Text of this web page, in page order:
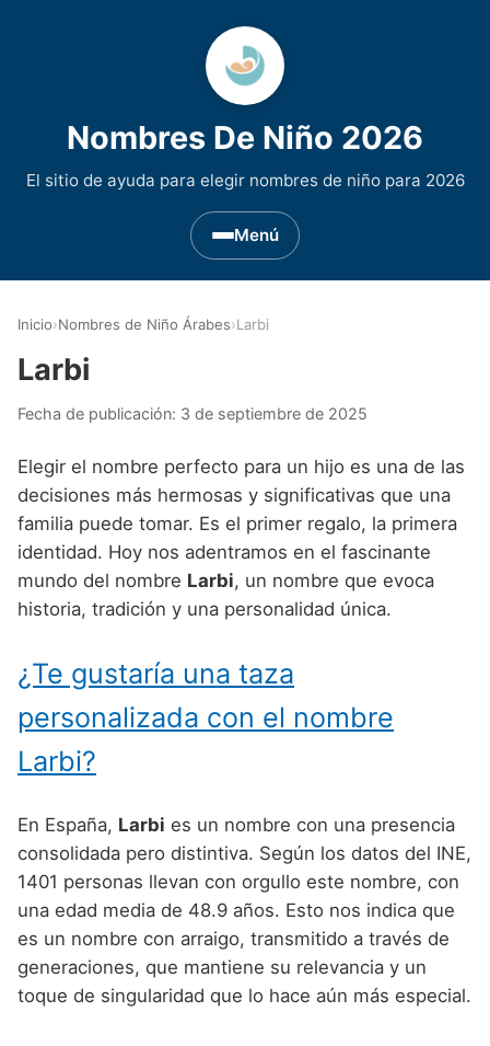
Nombres De Niño 2026
El sitio de ayuda para elegir nombres de niño para 2026
Menú
Nombres de niño que empiezan por D
Nombres de niño que empiezan por E
Nombres de niño que empiezan por F
Nombres de niño que empiezan por G
Nombres de niño que empiezan por I
Nombres de niño que empiezan por J
Nombres de niño que empiezan por L
Nombres de niño que empiezan por M
Nombres de niño que empiezan por N
Nombres de niño que empiezan por O
Nombres de niño que empiezan por P
Nombres de Niño Asturianos
Nombres de Niño Baleares
Nombres de Niño Cantabros
Nombres de Niño Extremeños
Nombres de Niño Madrileños
Nombres de Niño Murcianos
Nombres de Niño Navarros
Nombres de Niño Riojanos
Nombres de Niño Valencianos
Nombres de Niño Celtas
Nombres de Niño Egipcios
Nombres de Niño Griegos
Nombres de Niño Mitologicos
Nombres de Niño Alemanes
Nombres de Niño Americanos
Nombres de Niño Arabes
Nombres de Niño Chinos
Nombres de Niño Franceses
Nombres de Niño Hispanoamericanos
Nombres de Niño Japoneses
Nombres de Niño Judíos
Nombres de Niño Marroquíes
Nombres de Niño Portugueses
Nombres de Niño Rumanos
Buscar
Inicio›Nombres de Niño Árabes›Larbi
Larbi
Fecha de publicación: 3 de septiembre de 2025
Elegir el nombre perfecto para un hijo es una de las
decisiones más hermosas y significativas que una
familia puede tomar. Es el primer regalo, la primera
identidad. Hoy nos adentramos en el fascinante
mundo del nombre Larbi, un nombre que evoca
historia, tradición y una personalidad única.
¿Te gustaría una taza
personalizada con el nombre
Larbi?
En España, Larbi es un nombre con una presencia
consolidada pero distintiva. Según los datos del INE,
1401 personas llevan con orgullo este nombre, con
una edad media de 48.9 años. Esto nos indica que
es un nombre con arraigo, transmitido a través de
generaciones, que mantiene su relevancia y un
toque de singularidad que lo hace aún más especial.